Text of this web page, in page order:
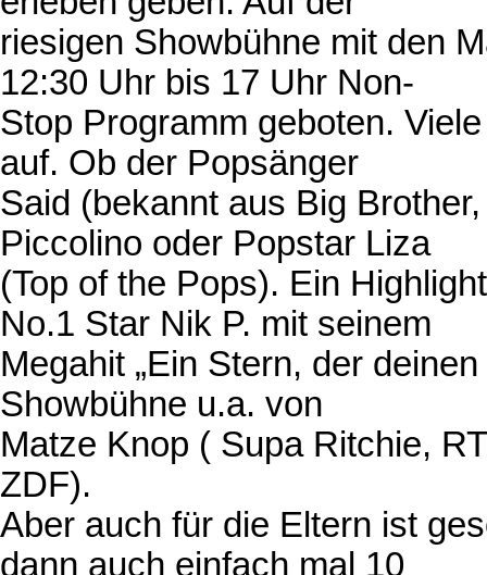
riesigen Showbühne mit den
12:30 Uhr bis 17 Uhr Non-
Stop Programm geboten.
auf. Ob der Popsänger
Said (bekannt aus Big
Piccolino oder Popstar Liza
(Top of the Pops). Ein
No.1 Star Nik P. mit seinem
Megahit „Ein Stern, der
Showbühne u.a. von
Matze Knop ( Supa Ritchie,
ZDF).
Aber auch für die Eltern ist
dann auch einfach mal 10